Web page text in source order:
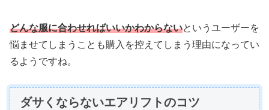
どんな服に合わせればいいかわからないというユーザーを
悩ませてしまうことも購入を控えてしまう理由になってい
るようですね。
ダサくならないエアリフトのコツ